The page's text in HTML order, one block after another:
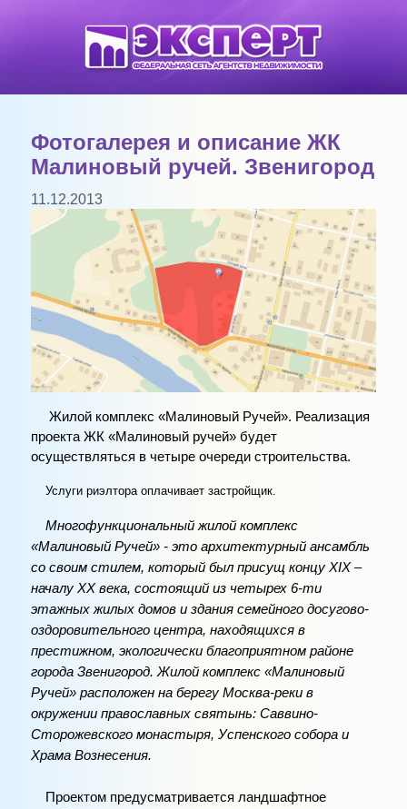
Фотогалерея и описание ЖК
Малиновый ручей. Звенигород
11.12.2013
Жилой комплекс «Малиновый Ручей». Реализация
проекта ЖК «Малиновый ручей» будет
осуществляться в четыре очереди строительства.
Услуги риэлтора оплачивает застройщик.
Многофункциональный жилой комплекс
«Малиновый Ручей» - это архитектурный ансамбль
со своим стилем, который был присущ концу ХIХ –
началу ХХ века, состоящий из четырех 6-ти
этажных жилых домов и здания семейного досугово-
оздоровительного центра, находящихся в
престижном, экологически благоприятном районе
города Звенигород. Жилой комплекс «Малиновый
Ручей» расположен на берегу Москва-реки в
окружении православных святынь: Саввино-
Сторожевского монастыря, Успенского собора и
Храма Вознесения.
Проектом предусматривается ландшафтное